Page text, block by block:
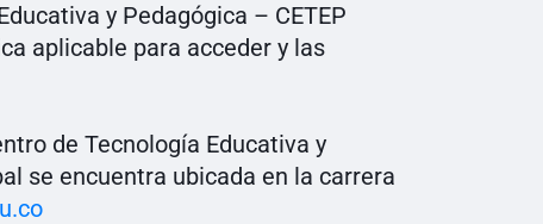
y Pedagógica – CETEP
aplicable para acceder y las
de Tecnología Educativa y
se encuentra ubicada en la carrera